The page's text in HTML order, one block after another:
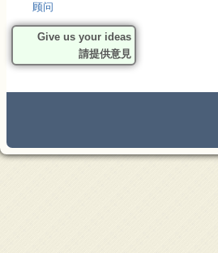
顾问
Give us your ideas
請提供意見